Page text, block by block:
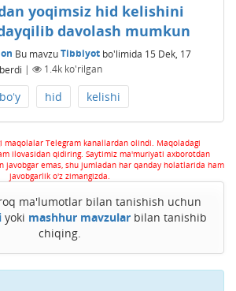
yoqimsiz hid kelishini
davolash mumkun
Bu mavzuTibbiyotbo'limida 15 Dek, 17
| 1.4kko'rilgan
hid kelishi
maqolalar Telegram kanallardan olindi. Maqoladagi
ilovasidan qidiring. Saytimiz ma'muriyati axborotdan
javobgar emas, shu jumladan har qanday holatlarida ham
javobgarlik o'z zimangizda.
ma'lumotlar bilan tanishish uchun
yoki mashhur mavzular bilan tanishib
chiqing.